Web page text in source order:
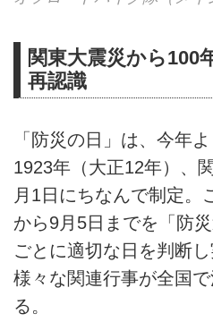
関東大震災から
再認識
「防災の日」は、今年
1923年（大正12年）、
月1日にちなんで制定。
から9月5日までを「防
ごとに適切な日を判断
様々な関連行事が全国
る。